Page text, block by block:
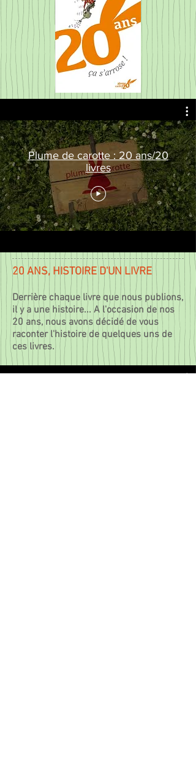
Plume de carotte : 20 ans/20
livres
20 ANS, HISTOIRE D'UN LIVRE
Derrière chaque livre que nous publions,
il y a une histoire... A l'occasion de nos
20 ans, nous avons décidé de vous
raconter l'histoire de quelques uns de
ces livres.